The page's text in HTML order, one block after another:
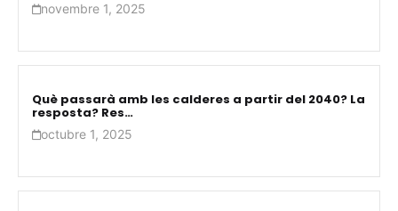
novembre 1, 2025
Què passarà amb les calderes a partir del 2040? La
resposta? Res…
octubre 1, 2025